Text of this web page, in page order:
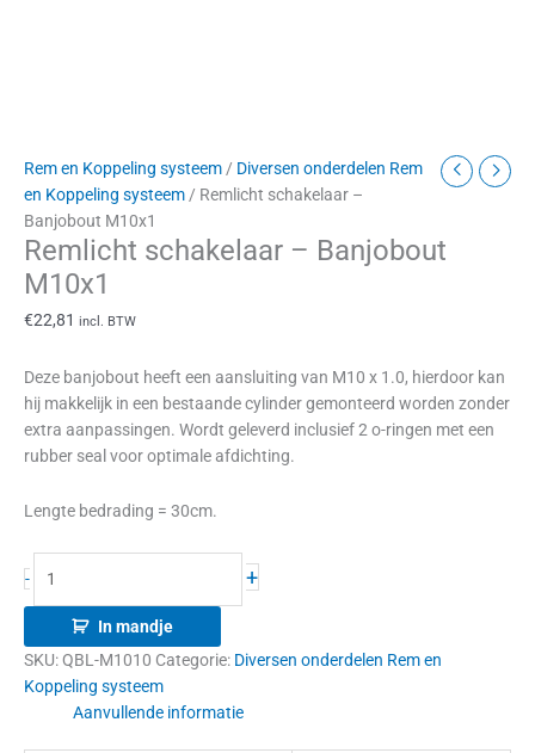
Rem en Koppeling systeem/ Diversen onderdelen Rem
en Koppeling systeem/ Remlicht schakelaar –
Banjobout M10x1
Remlicht schakelaar – Banjobout
M10x1
€22,81 incl. BTW
Deze banjobout heeft een aansluiting van M10 x 1.0, hierdoor kan
hij makkelijk in een bestaande cylinder gemonteerd worden zonder
extra aanpassingen. Wordt geleverd inclusief 2 o-ringen met een
rubber seal voor optimale afdichting.
Lengte bedrading = 30cm.
- +
In mandje
SKU:QBL-M1010 Categorie: Diversen onderdelen Rem en
Koppeling systeem
Aanvullende informatie